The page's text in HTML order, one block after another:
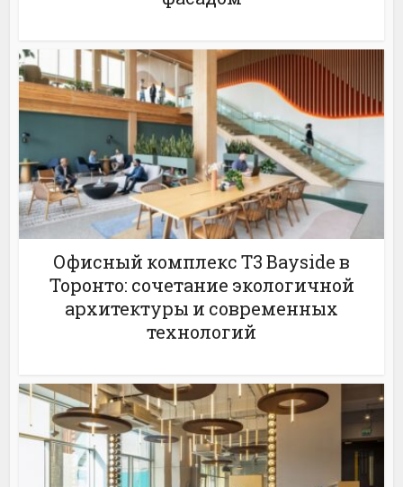
Офисный комплекс T3 Bayside в
Торонто: сочетание экологичной
архитектуры и современных
технологий